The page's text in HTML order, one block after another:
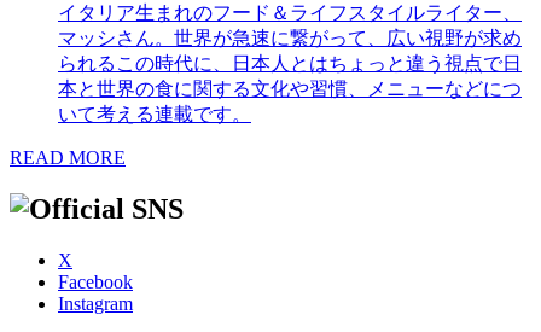
イタリア生まれのフード＆ライフスタイルライター、
マッシさん。世界が急速に繋がって、広い視野が求め
られるこの時代に、日本人とはちょっと違う視点で日
本と世界の食に関する文化や習慣、メニューなどにつ
いて考える連載です。
READ MORE
X
Facebook
Instagram